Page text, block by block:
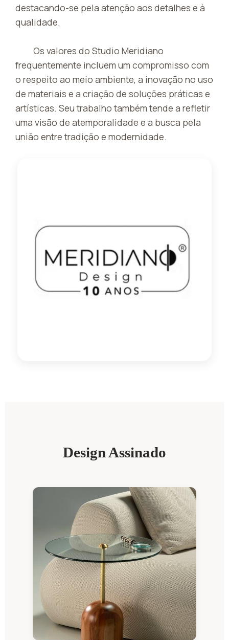
destacando-se pela atenção aos detalhes e à
qualidade.
Os valores do Studio Meridiano
frequentemente incluem um compromisso com
o respeito ao meio ambiente, a inovação no uso
de materiais e a criação de soluções práticas e
artísticas. Seu trabalho também tende a refletir
uma visão de atemporalidade e a busca pela
união entre tradição e modernidade.
Design Assinado